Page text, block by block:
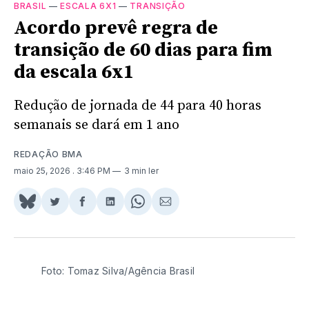
BRASIL —ESCALA 6X1 — TRANSIÇÃO
Acordo prevê regra de
transição de 60 dias para fim
da escala 6x1
Redução de jornada de 44 para 40 horas
semanais se dará em 1 ano
REDAÇÃO BMA
maio 25, 2026 . 3:46 PM 3 min ler
Share
BlueSky
Compartilhar
Twitter
Compartilhar
Facebook
Compartilhar
LinkedIn
Share
WhatsApp
Compartilhar
Email
Foto: Tomaz Silva/Agência Brasil